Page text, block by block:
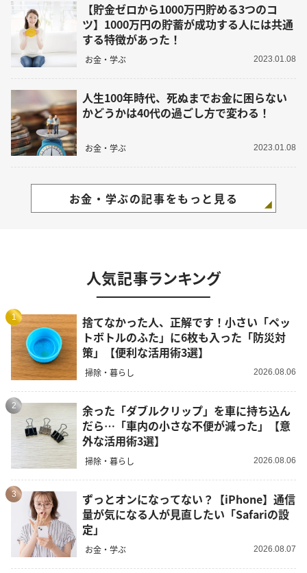
【貯金ゼロから1000万円貯める3つのコ
ツ】1000万円の貯蓄が成功する人には共通
する特徴があった！
お金・学ぶ 2023.01.08
人生100年時代、死ぬまでお金に困らない
かどうかは40代の過ごし方で変わる！
お金・学ぶ 2023.01.08
お金・学ぶの記事をもっと見る
人気記事ランキング
1
捨てなかった人、正解です！小さい「ペッ
トボトルのふた」に6枚も入った「防災対
策」【便利な活用術3選】
掃除・暮らし 2026.08.06
2
余った「ダブルクリップ」を車に持ち込ん
だら…「車内の小さな不便が減った」【意
外な活用術3選】
掃除・暮らし 2026.08.06
3
ずっとオンになってない？【iPhone】通信
量が気になる人が見直したい「Safariの設
定」
お金・学ぶ 2026.08.07